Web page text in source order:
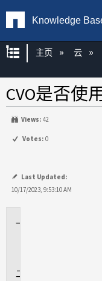
Knowledge
扩展/隐缩全
主页 云
CVO是否使
Views: 42
Votes: 0
Last Updated:
10/17/2023, 9:53:10 AM